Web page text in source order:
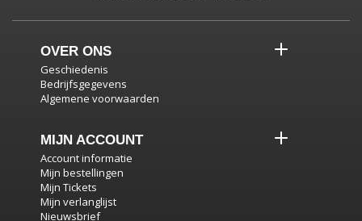
OVER ONS
Geschiedenis
Bedrijfsgegevens
Algemene voorwaarden
MIJN ACCOUNT
Account informatie
Mijn bestellingen
Mijn Tickets
Mijn verlanglijst
Nieuwsbrief